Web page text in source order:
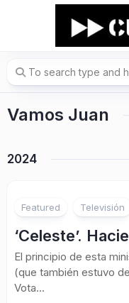
Vamos Juan
2024
Featured Televisión
‘Celeste’.
El principio de esta
(que también estuvo
Vota...